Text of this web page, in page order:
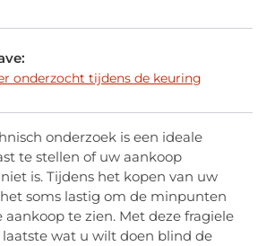
onderzocht tijdens de keuring
onderzoek is een ideale
te stellen of uw aankoop
is. Tijdens het kopen van uw
soms lastig om de minpunten
aankoop te zien. Met deze fragiele
wat u wilt doen blind de